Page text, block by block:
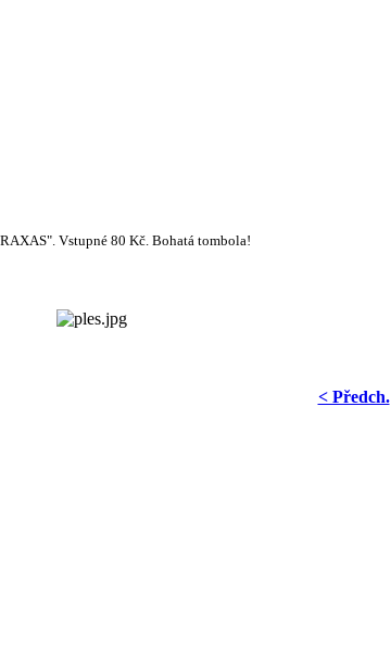
Vstupné 80 Kč. Bohatá tombola!
< Předch.